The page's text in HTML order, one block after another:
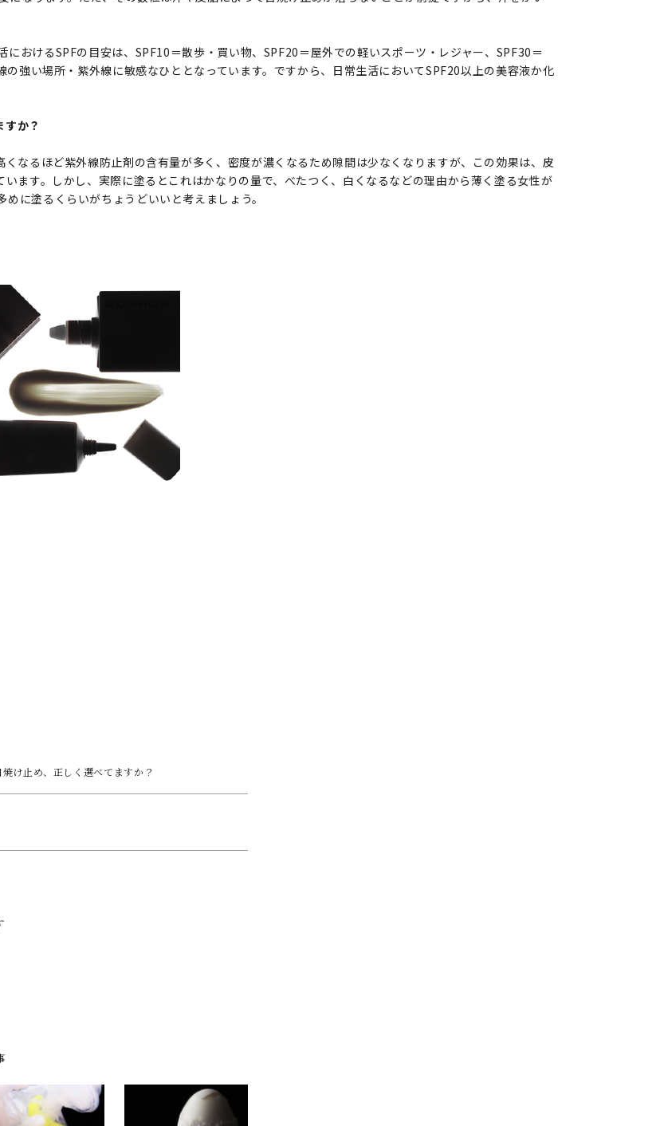
おけるSPFの目安は、SPF10＝散歩・買い物、SPF20＝屋外での軽いスポーツ・レジャー、SPF30＝
強い場所・紫外線に敏感なひととなっています。ですから、日常生活においてSPF20以上の美容液か化
か？
なるほど紫外線防止剤の含有量が多く、密度が濃くなるため隙間は少なくなりますが、この効果は、皮
ます。しかし、実際に塗るとこれはかなりの量で、べたつく、白くなるなどの理由から薄く塗る女性が
に塗るくらいがちょうどいいと考えましょう。
け止め、正しく選べてますか？